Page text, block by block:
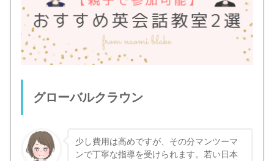
グローバルクラウン
少し費用は高めですが、その分マンツーマ
ンで丁寧な指導を受けられます。若い日本